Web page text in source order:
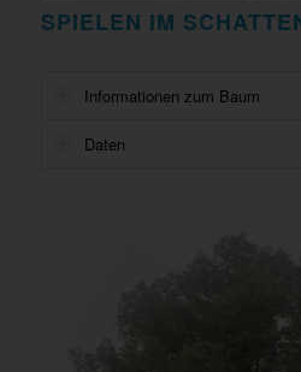
SPIELEN IM
Informationen zum Baum
Daten